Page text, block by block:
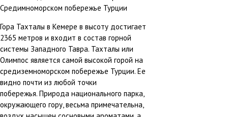
Гора Тахталы в Кемере в высоту достигает
2365 метров и входит в состав горной
системы Западного Тавра. Тахталы или
Олимпос является самой высокой горой на
средиземноморском побережье Турции. Ее
видно почти из любой точки
побережья. Природа национального парка,
окружающего гору, весьма примечательна,